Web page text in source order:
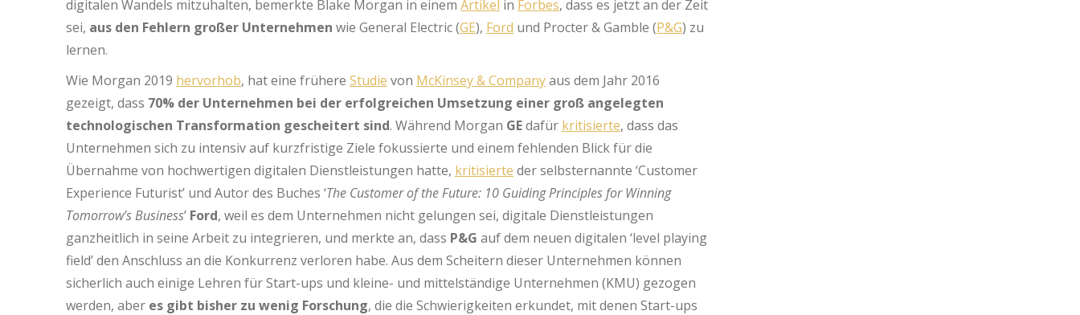
digitalen Wandels mitzuhalten, bemerkte Blake Morgan in einem Artikel in Forbes, dass es jetzt an der Zeit
sei, aus den Fehlern großer Unternehmen wie General Electric (GE), Ford und Procter & Gamble (P&G) zu
lernen.
Wie Morgan 2019 hervorhob, hat eine frühere Studie von McKinsey & Companyaus dem Jahr 2016
gezeigt, dass 70% der Unternehmen bei der erfolgreichen Umsetzung einer groß angelegten
technologischen Transformation gescheitert sind. Während Morgan GEdafür kritisierte, dass das
Unternehmen sich zu intensiv auf kurzfristige Ziele fokussierte und einem fehlenden Blick für die
Übernahme von hochwertigen digitalen Dienstleistungen hatte, kritisierte der selbsternannte ‘Customer
Experience Futurist’ und Autor des Buches ‘The Customer of the Future: 10 Guiding Principles for Winning
Tomorrow’s Business’ Ford, weil es dem Unternehmen nicht gelungen sei, digitale Dienstleistungen
ganzheitlich in seine Arbeit zu integrieren, und merkte an, dass P&G auf dem neuen digitalen ‘level playing
field’ den Anschluss an die Konkurrenz verloren habe. Aus dem Scheitern dieser Unternehmen können
sicherlich auch einige Lehren für Start-ups und kleine- und mittelständige Unternehmen (KMU) gezogen
werden, aber es gibt bisher zu wenig Forschung, die die Schwierigkeiten erkundet, mit denen Start-ups